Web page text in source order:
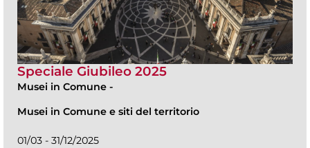
Speciale Giubileo 2025
Musei in Comune -
Musei in Comune e siti del territorio
01/03 - 31/12/2025